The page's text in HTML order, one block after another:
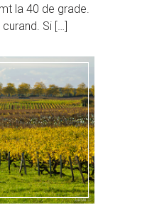
la 40 de grade.
Si […]